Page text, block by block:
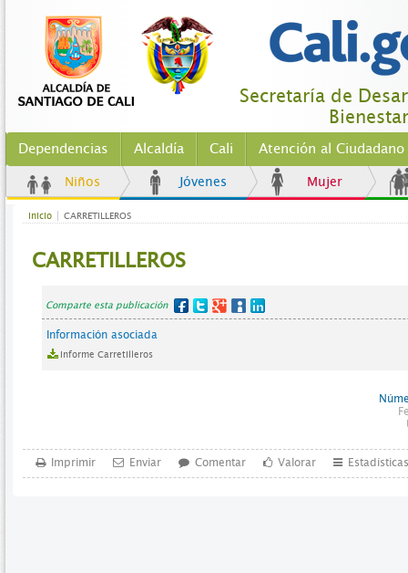
Secretaría de
Dependencias Alcaldía Cali Atención al Ciudadano
Niños Jóvenes Mujer
Inicio CARRETILLEROS
CARRETILLEROS
Comparte esta publicación
Información asociada
Informe Carretilleros
Imprimir Enviar Comentar Valorar Estadísticas